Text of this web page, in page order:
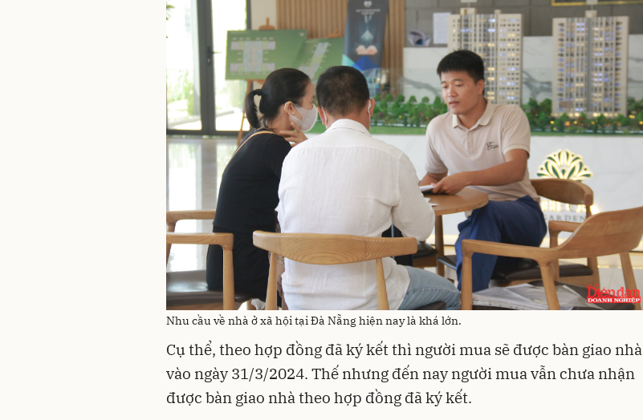
Nhu cầu về nhà ở xã hội tại Đà Nẵng hiện nay là khá lớn.
Cụ thể, theo hợp đồng đã ký kết thì người mua sẽ được bàn giao nhà
vào ngày 31/3/2024. Thế nhưng đến nay người mua vẫn chưa nhận
được bàn giao nhà theo hợp đồng đã ký kết.